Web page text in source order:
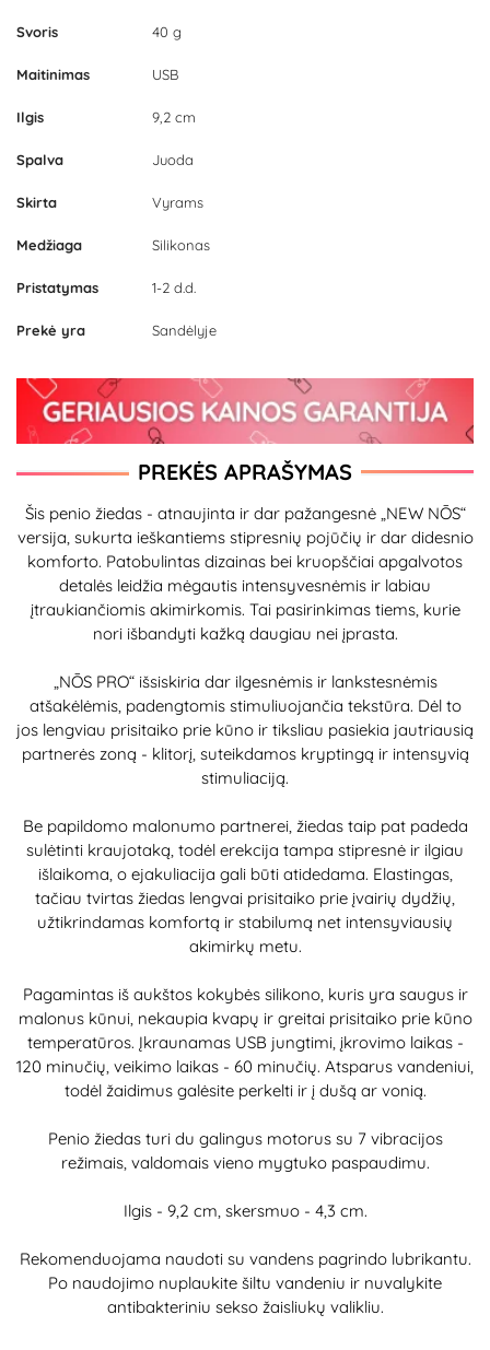
Svoris 40 g
Maitinimas USB
Ilgis 9,2 cm
Spalva Juoda
Skirta Vyrams
Medžiaga Silikonas
Pristatymas 1-2 d.d.
Prekė yra Sandėlyje
PREKĖS APRAŠYMAS
Šis penio žiedas - atnaujinta ir dar pažangesnė „NEW NŌS“
versija, sukurta ieškantiems stipresnių pojūčių ir dar didesnio
komforto. Patobulintas dizainas bei kruopščiai apgalvotos
detalės leidžia mėgautis intensyvesnėmis ir labiau
įtraukiančiomis akimirkomis. Tai pasirinkimas tiems, kurie
nori išbandyti kažką daugiau nei įprasta.
„NŌS PRO“ išsiskiria dar ilgesnėmis ir lankstesnėmis
atšakėlėmis, padengtomis stimuliuojančia tekstūra. Dėl to
jos lengviau prisitaiko prie kūno ir tiksliau pasiekia jautriausią
partnerės zoną - klitorį, suteikdamos kryptingą ir intensyvią
stimuliaciją.
Be papildomo malonumo partnerei, žiedas taip pat padeda
sulėtinti kraujotaką, todėl erekcija tampa stipresnė ir ilgiau
išlaikoma, o ejakuliacija gali būti atidedama. Elastingas,
tačiau tvirtas žiedas lengvai prisitaiko prie įvairių dydžių,
užtikrindamas komfortą ir stabilumą net intensyviausių
akimirkų metu.
Pagamintas iš aukštos kokybės silikono, kuris yra saugus ir
malonus kūnui, nekaupia kvapų ir greitai prisitaiko prie kūno
temperatūros. Įkraunamas USB jungtimi, įkrovimo laikas -
120 minučių, veikimo laikas - 60 minučių. Atsparus vandeniui,
todėl žaidimus galėsite perkelti ir į dušą ar vonią.
Penio žiedas turi du galingus motorus su 7 vibracijos
režimais, valdomais vieno mygtuko paspaudimu.
Ilgis - 9,2 cm, skersmuo - 4,3 cm.
Rekomenduojama naudoti su vandens pagrindo lubrikantu.
Po naudojimo nuplaukite šiltu vandeniu ir nuvalykite
antibakteriniu sekso žaisliukų valikliu.